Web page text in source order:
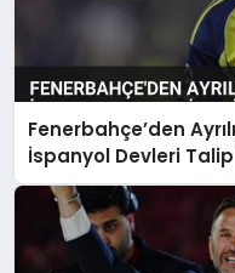
Fenerbahçe’den
İspanyol Devleri